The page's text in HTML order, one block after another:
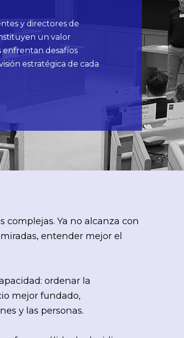
y directores de
un valor
enfrentan desafíos
estratégica de cada
complejas. Ya no alcanza con
entender mejor el
ordenar la
mejor fundado,
y las personas.